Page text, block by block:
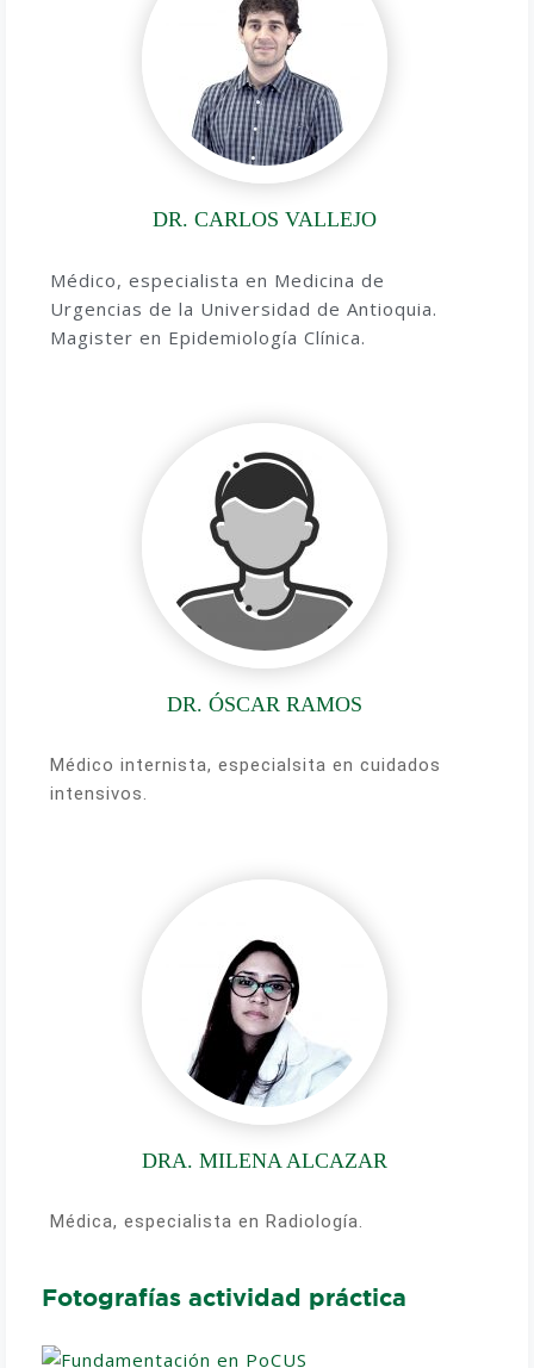
DR. CARLOS VALLEJO
Médico, especialista en Medicina de
Urgencias de la Universidad de Antioquia.
Magister en Epidemiología Clínica.
DR. ÓSCAR RAMOS
Médico internista, especialsita en cuidados
intensivos.
DRA. MILENA ALCAZAR
Médica, especialista en Radiología.
Fotografías actividad práctica